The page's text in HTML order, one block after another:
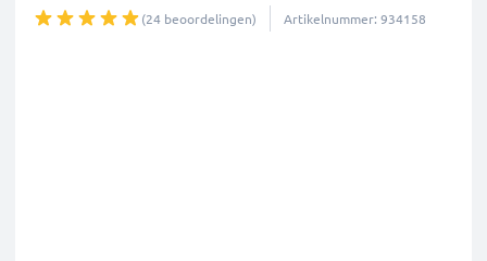
(24 beoordelingen) Artikelnummer: 934158